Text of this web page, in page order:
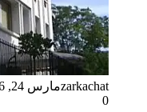
zarkachatمارس 24, 2026
0